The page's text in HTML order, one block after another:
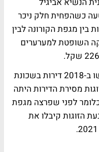
כשהפחית חלק ניכר
בין מגפת הקורונה לבין
השופטת למערערים
המערערים הם ארבעה זוגות שרכשו ב-2018 דירות בשכונת
מסירת הדירות היתה
להתרחש בפברואר 2020, כלומר לפני שפרצה מגפת
הזוגות קיבלו את